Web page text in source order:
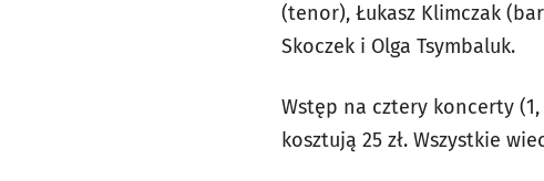
(tenor), Łukasz Klimczak
Skoczek i Olga Tsymbaluk.
Wstęp na cztery koncerty
kosztują 25 zł. Wszystkie